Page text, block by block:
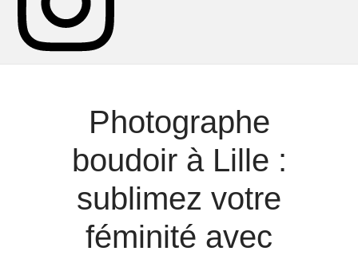
Photographe
boudoir à Lille :
sublimez votre
féminité avec